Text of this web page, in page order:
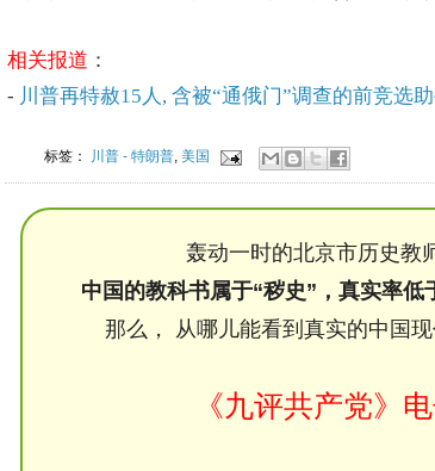
相关报道 ：
- 川普再特赦15人, 含被“通俄门”调查的前竞选
标签： 川普 - 特朗普 ,美国
轰动一时的北京市历史教
中国的教科书属于“秽史”，真实率
那么， 从哪儿能看到真实的中国
《九评共产党》